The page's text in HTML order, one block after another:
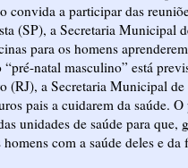
convida a participar das
(SP), a Secretaria Municipal
para os homens
natal masculino” está
(RJ), a Secretaria Municipal
pais a cuidarem da saúde.
unidades de saúde para
com a saúde deles e da